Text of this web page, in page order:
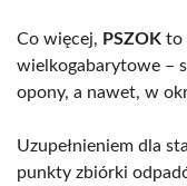
Co więcej, PSZOK to
wielkogabarytowe –
opony, a nawet, w
Uzupełnieniem dla
punkty zbiórki